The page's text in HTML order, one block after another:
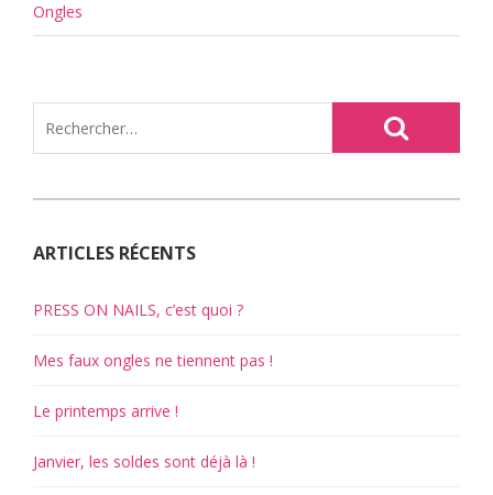
Ongles
ARTICLES RÉCENTS
PRESS ON NAILS, c’est quoi ?
Mes faux ongles ne tiennent pas !
Le printemps arrive !
Janvier, les soldes sont déjà là !